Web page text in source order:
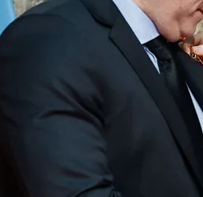
Pedro Sánchez
con Argentina:
y Milei dice que "es un